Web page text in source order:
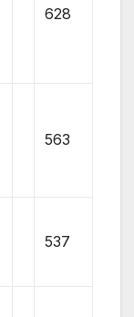
628
563
537